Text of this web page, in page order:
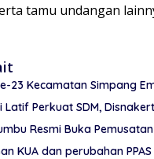
tamu undangan
23 Kecamatan Simpang
Latif Perkuat SDM,
Resmi Buka
KUA dan perubahan